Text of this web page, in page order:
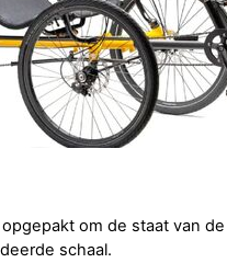
om de staat van
schaal.